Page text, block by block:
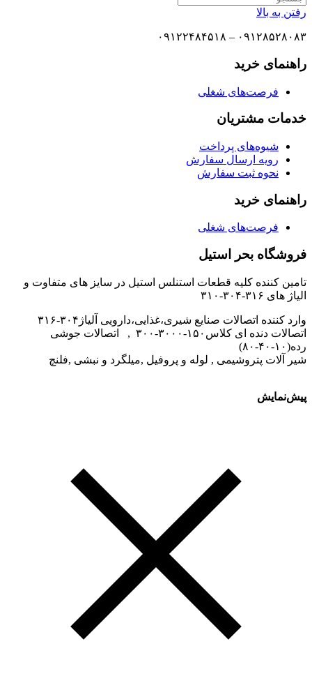
رفتن به بالا
۰۹۱۲۸۵۲۸۰۸۳ – ۰۹۱۲۲۴۸۴۵۱۸
راهنمای خرید
فرصت‌های شغلی
خدمات مشتریان
شیوه‌های پرداخت
رویه ارسال سفارش
نحوه ثبت سفارش
راهنمای خرید
فرصت‌های شغلی
فروشگاه بحر استیل
تامین کننده کلیه قطعات استنلس استیل در سایز های متفاوت و
الیاژ های ۳۱۶-۳۰۴-۳۱۰
وارد کننده اتصالات صنایع شیری،غذایی،دارویی آلیاژ۳۰۴-۳۱۶
اتصالات دنده ای کلاس۱۵۰-۳۰۰۰-۳۰۰ , اتصالات جوشی
رده(۱۰-۴۰-۸۰)
شیر آلات پتروشیمی , لوله و پروفیل ,میلگرد و نبشی ,فلنچ
پیش‌نمایش